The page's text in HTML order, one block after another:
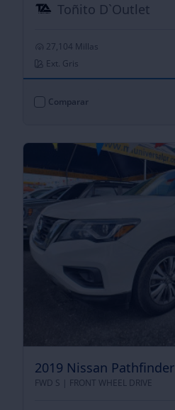
Toñito D`Outlet
27,104 Millas
Ext. Gris
Comparar
2019 Nissan Pathfinder
FWD S | FRONT WHEEL DRIVE